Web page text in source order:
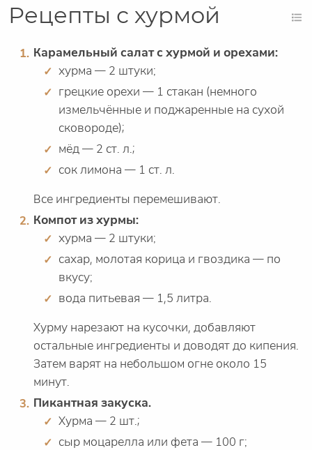
Рецепты с хурмой
Карамельный салат с хурмой и орехами:
хурма — 2 штуки;
грецкие орехи — 1 стакан (немного
измельчённые и поджаренные на сухой
сковороде);
мёд — 2 ст. л.;
сок лимона — 1 ст. л.
Все ингредиенты перемешивают.
Компот из хурмы:
хурма — 2 штуки;
сахар, молотая корица и гвоздика — по
вкусу;
вода питьевая — 1,5 литра.
Хурму нарезают на кусочки, добавляют
остальные ингредиенты и доводят до кипения.
Затем варят на небольшом огне около 15
минут.
Пикантная закуска.
Хурма — 2 шт.;
сыр моцарелла или фета — 100 г;